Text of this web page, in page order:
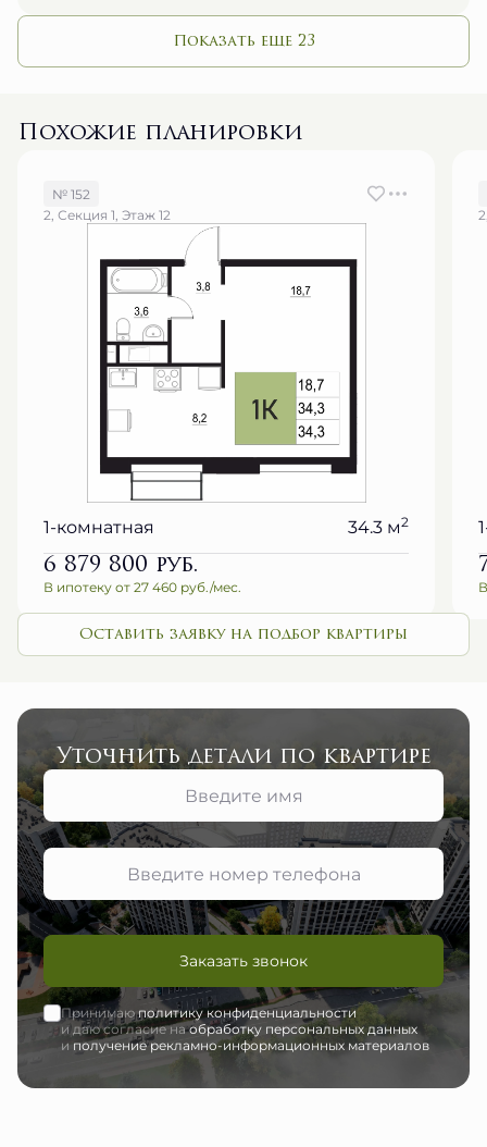
Показать еще 23
Похожие планировки
№ 152
2, Секция 1, Этаж 12
1-комнатная 34.3 м2
6 879 800руб.
В ипотеку от 27 460 руб./мес.
Оставить заявку на подбор квартиры
Уточнить детали по квартире
Заказать звонок
Принимаюполитику конфиденциальности
и даю согласие наобработку персональных данных
иполучение рекламно-информационных материалов